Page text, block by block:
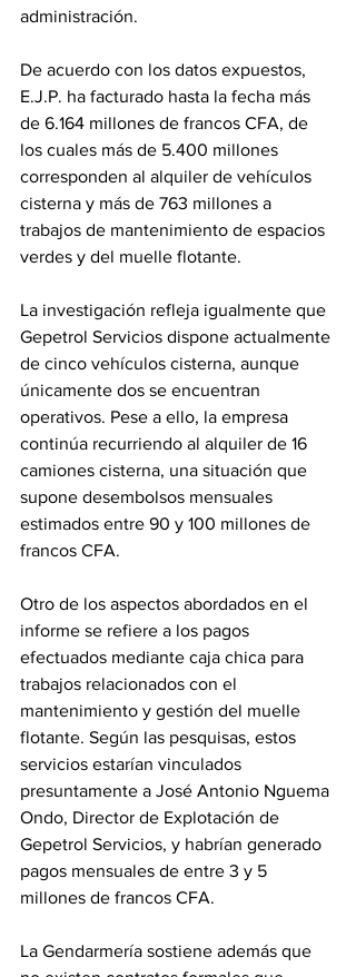
administración.
De acuerdo con los datos expuestos,
E.J.P. ha facturado hasta la fecha más
de 6.164 millones de francos CFA, de
los cuales más de 5.400 millones
corresponden al alquiler de vehículos
cisterna y más de 763 millones a
trabajos de mantenimiento de espacios
verdes y del muelle flotante.
La investigación refleja igualmente que
Gepetrol Servicios dispone actualmente
de cinco vehículos cisterna, aunque
únicamente dos se encuentran
operativos. Pese a ello, la empresa
continúa recurriendo al alquiler de 16
camiones cisterna, una situación que
supone desembolsos mensuales
estimados entre 90 y 100 millones de
francos CFA.
Otro de los aspectos abordados en el
informe se refiere a los pagos
efectuados mediante caja chica para
trabajos relacionados con el
mantenimiento y gestión del muelle
flotante. Según las pesquisas, estos
servicios estarían vinculados
presuntamente a José Antonio Nguema
Ondo, Director de Explotación de
Gepetrol Servicios, y habrían generado
pagos mensuales de entre 3 y 5
millones de francos CFA.
La Gendarmería sostiene además que